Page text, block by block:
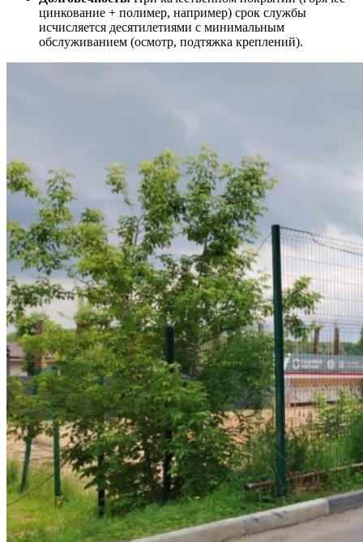
цинкование + полимер, например) срок службы
исчисляется десятилетиями с минимальным
обслуживанием (осмотр, подтяжка креплений).